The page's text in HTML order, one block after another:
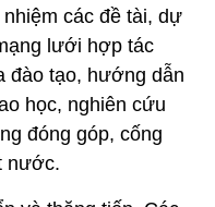
các đề tài, dự
lưới hợp tác
đào tạo, hướng dẫn
học, nghiên cứu
đóng góp, cống
nước.